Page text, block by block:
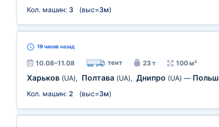
Кол. машин: 3 (выс=3м)
19 часов назад
10.08–11.08 тент 23 т 100 м³
Харьков (UA), Полтава (UA), Днипро (UA) —
Кол. машин: 2 (выс=3м)